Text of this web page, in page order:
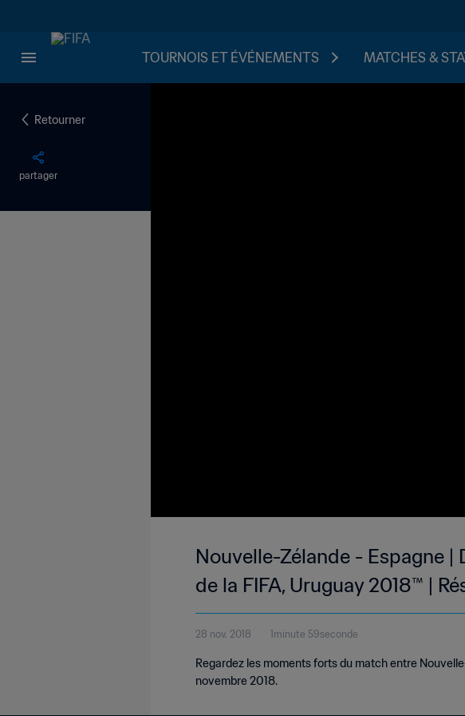
TOURNOIS ET ÉVÉNEMENTS MATCHES &
Retourner
partager
Nouvelle-Zélande - Espagne |
de la FIFA, Uruguay 2018™ |
28 nov. 2018 1minute 59seconde
Regardez les moments forts du match entre
novembre 2018.